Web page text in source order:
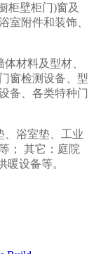
柜壁柜门)窗及
室附件和装饰、
材料及型材、
窗检测设备、型
备、各类特种门
、浴室垫、工业
； 其它：庭院
设备等。